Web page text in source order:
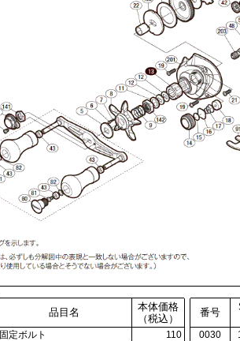
品目名
本体価格
（税込）
番号
固定ボルト 110 0030